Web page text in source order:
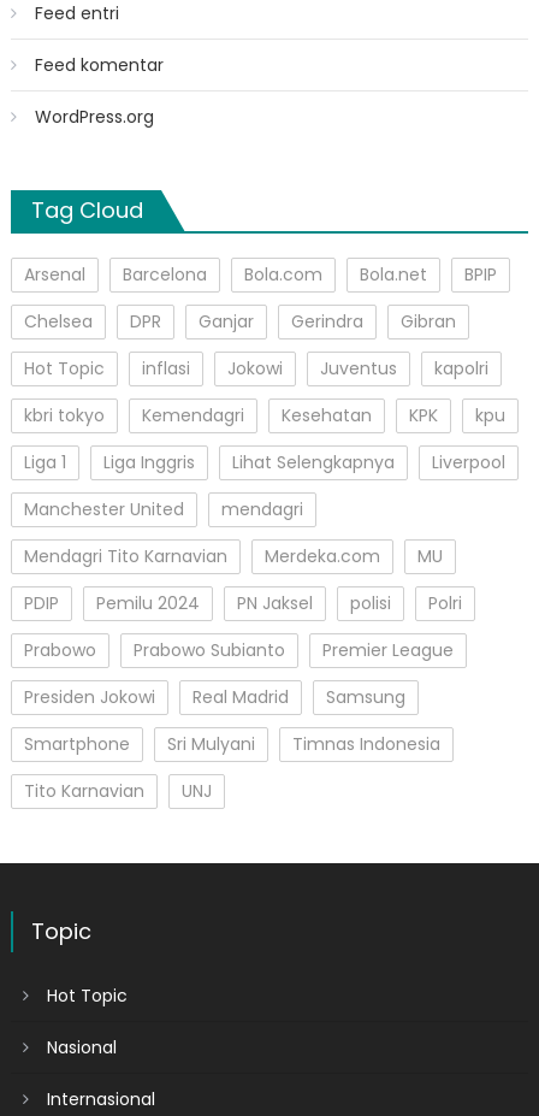
Feed entri
Feed komentar
WordPress.org
Tag Cloud
Arsenal Barcelona Bola.com Bola.net
BPIP
Chelsea
DPR Ganjar Gerindra
Gibran
Hot Topic
inflasi Jokowi Juventus
kapolri
kbri tokyo
Kemendagri Kesehatan KPK
kpu
Liga 1
Liga Inggris Lihat Selengkapnya
Liverpool
Manchester United
mendagri
Mendagri Tito Karnavian
Merdeka.com
MU
PDIP
Pemilu 2024 PN Jaksel polisi
Polri
Prabowo
Prabowo Subianto
Premier League
Presiden Jokowi
Real Madrid
Samsung
Smartphone
Sri Mulyani
Timnas Indonesia
Tito Karnavian
UNJ
Topic
Hot Topic
Nasional
Internasional